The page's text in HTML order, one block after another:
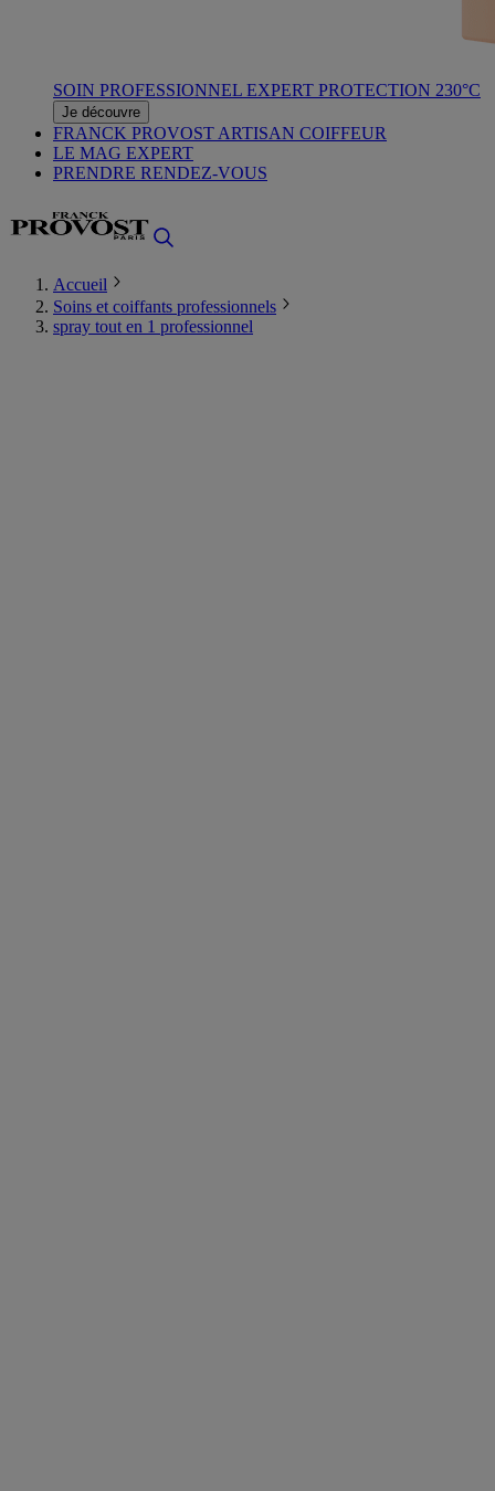
SOIN PROFESSIONNEL EXPERT PROTECTION 230°C
Je découvre
FRANCK PROVOST ARTISAN COIFFEUR
LE MAG EXPERT
PRENDRE RENDEZ-VOUS
Accueil
Soins et coiffants professionnels
spray tout en 1 professionnel